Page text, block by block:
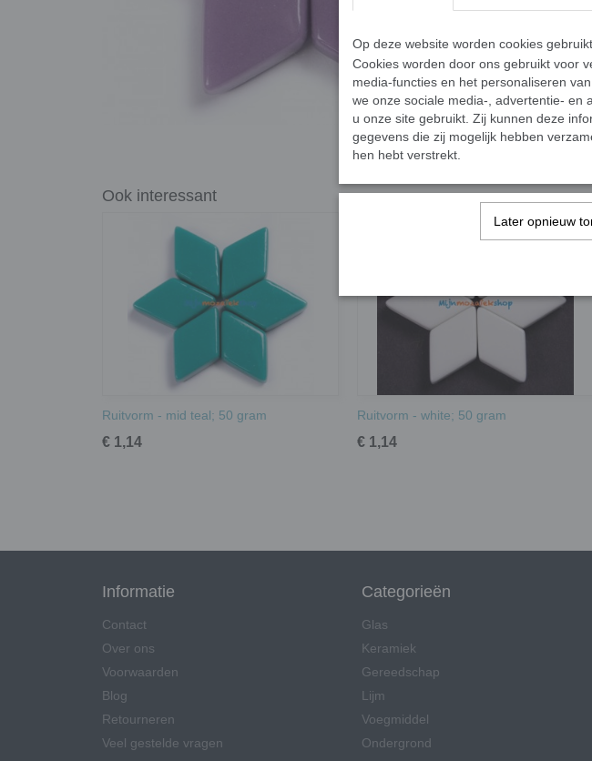
van 6
In 50
Netto
Ook interessant
Ruitvorm - mid teal; 50 gram
€ 1,14
Ruitvorm - white; 50 gram
€ 1,14
Informatie
Contact
Over ons
Voorwaarden
Blog
Retourneren
Veel gestelde vragen
Categorieën
Glas
Keramiek
Gereedschap
Lijm
Voegmiddel
Ondergrond
Op deze website worden cookies gebruikt
Cookies worden door ons gebruikt voor
media-functies en het personaliseren
we onze sociale media-, advertentie- en
u onze site gebruikt. Zij kunnen deze
gegevens die zij mogelijk hebben
hen hebt verstrekt.
Later opnieuw